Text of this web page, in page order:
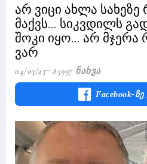
არ ვიცი ახლა
მაქვს... სიკვდილს
შოკი იყო... არ
ვარ
04/03/23 85997 Ნახვა
Facebook-